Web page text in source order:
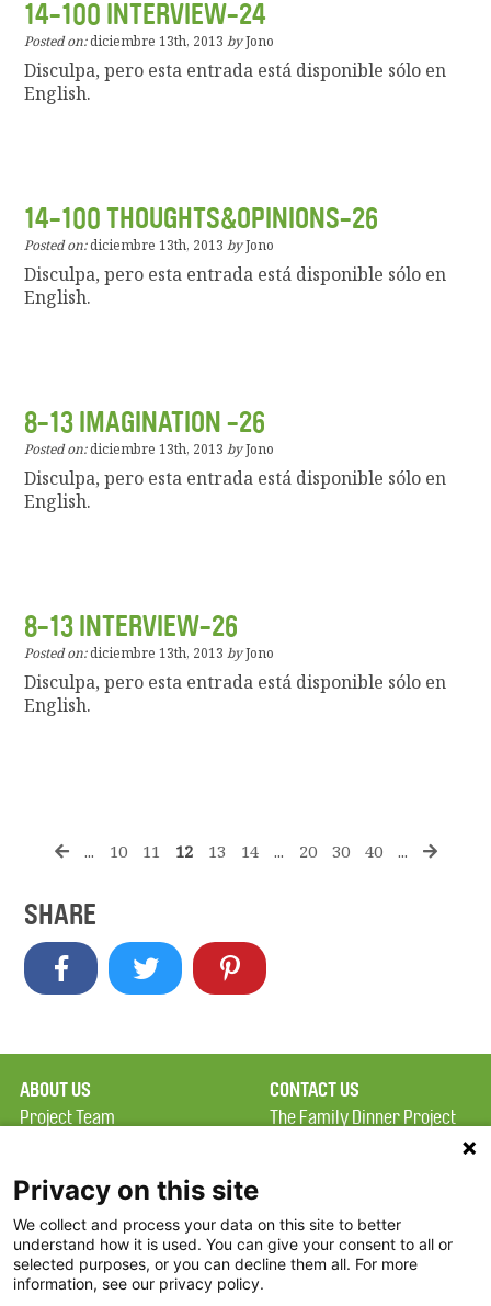
14-100 INTERVIEW-24
Posted on:diciembre 13th, 2013 byJono
Disculpa, pero esta entrada está disponible sólo en
English.
14-100 THOUGHTS&OPINIONS-26
Posted on:diciembre 13th, 2013 byJono
Disculpa, pero esta entrada está disponible sólo en
English.
8-13 IMAGINATION -26
Posted on:diciembre 13th, 2013 byJono
Disculpa, pero esta entrada está disponible sólo en
English.
8-13 INTERVIEW-26
Posted on:diciembre 13th, 2013 byJono
Disculpa, pero esta entrada está disponible sólo en
English.
... 10 11 12 13 14 ... 20 30 40 ...
SHARE
ABOUT US
Project Team
Terms of Use
FAQ
FDP in the News
Partners
CONTACT US
The Family Dinner Project
Square, Suite 900
Boston, MA 02114
Privacy on this site
We collect and process your data on this site to better
understand how it is used. You can give your consent to all or
selected purposes, or you can decline them all. For more
information, see our privacy policy.